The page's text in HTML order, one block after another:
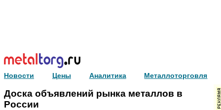
Новости Цены Аналитика Металлоторговля
Доска объявлений рынка металлов в
России